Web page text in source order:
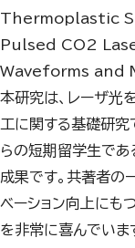
Thermoplastic
Pulsed CO2
Waveforms and
本研究は、レーザ光
工に関する基礎研究
らの短期留学生で
成果です。共著者の
ベーション向上にも
を非常に喜んでいま